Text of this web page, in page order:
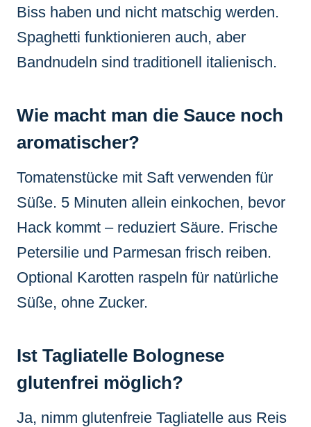
Biss haben und nicht matschig werden.
Spaghetti funktionieren auch, aber
Bandnudeln sind traditionell italienisch.
Wie macht man die Sauce noch
aromatischer?
Tomatenstücke mit Saft verwenden für
Süße. 5 Minuten allein einkochen, bevor
Hack kommt – reduziert Säure. Frische
Petersilie und Parmesan frisch reiben.
Optional Karotten raspeln für natürliche
Süße, ohne Zucker.
Ist Tagliatelle Bolognese
glutenfrei möglich?
Ja, nimm glutenfreie Tagliatelle aus Reis